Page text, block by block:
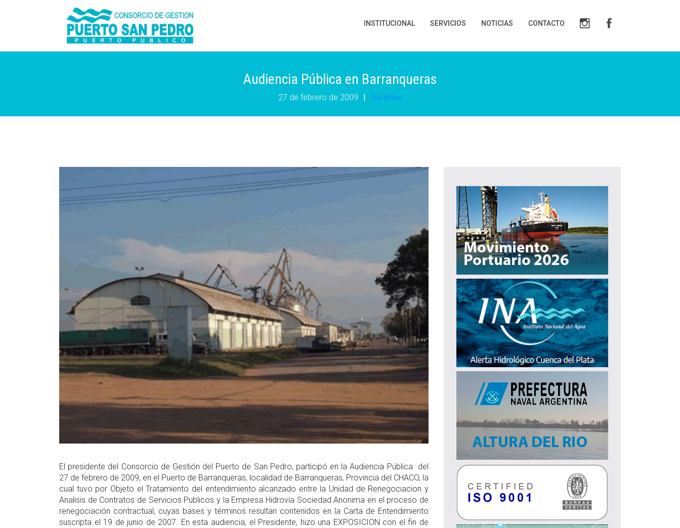
INSTITUCIONAL SERVICIOS NOTICIAS CONTACTO
Audiencia Pública en Barranqueras
27 de febrero de 2009 | Noticias
El presidente del Consorcio de Gestión del Puerto de San Pedro, participó en la Audiencia Pública del
27 de febrero de 2009, en el Puerto de Barranqueras, localidad de Barranqueras, Provincia del CHACO, la
cual tuvo por Objeto el Tratamiento del entendimiento alcanzado entre la Unidad de Renegociacion y
Analisis de Contratos de Servicios Publicos y la Empresa Hidrovía Sociedad Anonima en el proceso de
renegociación contractual, cuyas bases y términos resultan contenidos en la Carta de Entendimiento
suscripta el 19 de junio de 2007. En esta audiencia, el Presidente, hizo una EXPOSICION con el fin de